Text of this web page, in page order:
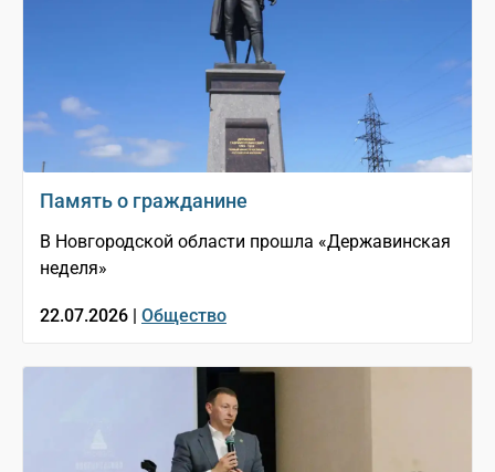
Память о гражданине
В Новгородской области прошла «Державинская
неделя»
22.07.2026 | Общество